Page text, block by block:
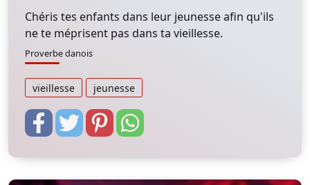
Chéris tes enfants dans leur jeunesse afin qu'ils
ne te méprisent pas dans ta vieillesse.
Proverbe danois
vieillesse jeunesse